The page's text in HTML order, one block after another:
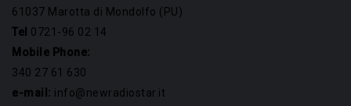
61037 Marotta di Mondolfo (PU)
Tel 0721-96 02 14
Mobile Phone:
340 27 61 630
e-mail: info@newradiostar.it